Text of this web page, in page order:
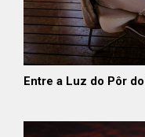
Entre a Luz do Pôr